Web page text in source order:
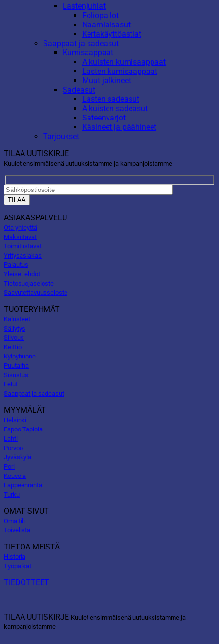
Lastenjuhlat
Foliopallot
Naamiaisasut
Kertakäyttöastiat
Saappaat ja sadeasut
Kumisaappaat
Aikuisten kumisaappaat
Lasten kumisaappaat
Muut jalkineet
Sadeasut
Lasten sadeasut
Aikuisten sadeasut
Sateenvarjot
Käsineet ja päähineet
Tarjoukset
TILAA UUTISKIRJE
Kuulet ensimmäisenä uutuuksistamme ja kampanjoistamme
ASIAKASPALVELU
Ota yhteyttä
Maksutavat
Toimitustavat
Yritysasiakas
Palautus
Yleiset ehdot
Tietosuojaseloste
Saavutettavuusseloste
TUOTERYHMÄT
Kalusteet
Säilytys
Siivous
Keittiö
Kylpyhuone
Puutarha
Sisustus
Lelut
Saappaat ja sadeasut
MYYMÄLÄT
Helsinki
Espoo Tapiola
Lahti
Porvoo
Jyväskylä
Pori
Kouvola
Lappeenranta
Turku
OMAT SIVUT
Oma tili
Toivelista
TIETOA MEISTÄ
Historia
Työpaikat
TIEDOTTEET
TILAA UUTISKIRJE Kuulet ensimmäisenä uutuuksistamme ja
kampanjoistamme